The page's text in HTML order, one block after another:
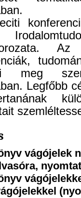
meg
Legfőbb
vágójelek